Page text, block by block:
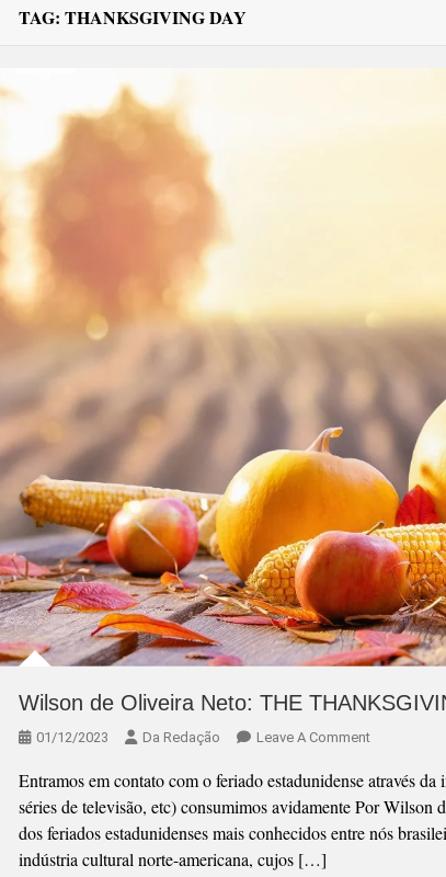
TAG: THANKSGIVING DAY
Wilson de Oliveira Neto: THE
01/12/2023 Da Redação Leave A CommentOn
De
Oliveira
Neto:
Entramos em contato com o feriado estadunidense através
séries de televisão, etc) consumimos avidamente Por
dos feriados estadunidenses mais conhecidos entre nós
indústria cultural norte-americana, cujos […]